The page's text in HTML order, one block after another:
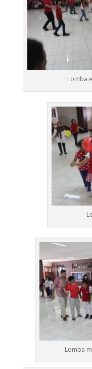
Lomba
Lomba